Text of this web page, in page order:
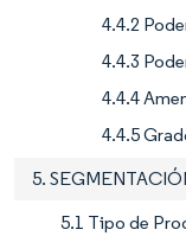
4.4.2
4.4.3
4.4.4
4.4.5
5.
5.1 Tipo de